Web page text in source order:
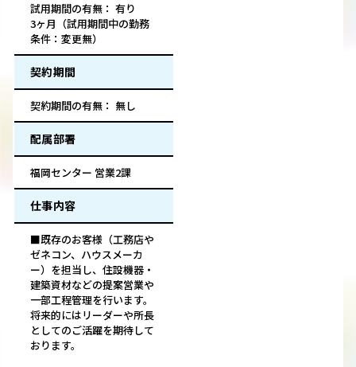
試用期間の有無： 有り
3ヶ月（試用期間中の勤務
条件：変更無）
契約期間
契約期間の有無： 無し
配属部署
福岡センター 営業2課
仕事内容
■既存のお客様（工務店や
ゼネコン、ハウスメーカ
ー）を担当し、住設機器・
建築資材などの提案営業や
一部工程管理を行います。
将来的にはリーダーや所長
としてのご活躍を期待して
おります。